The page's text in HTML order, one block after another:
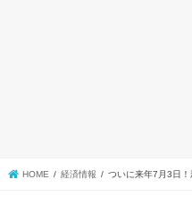
HOME 経済情報 ついに来年7月3日！